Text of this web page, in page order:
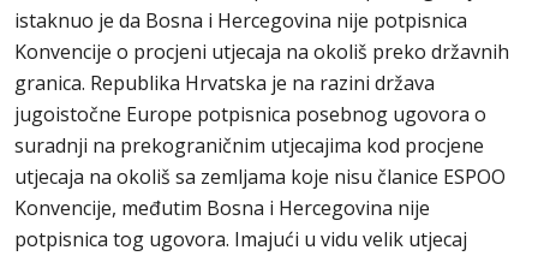
istaknuo je da Bosna i Hercegovina nije potpisnica
Konvencije o procjeni utjecaja na okoliš preko državnih
granica. Republika Hrvatska je na razini država
jugoistočne Europe potpisnica posebnog ugovora o
suradnji na prekograničnim utjecajima kod procjene
utjecaja na okoliš sa zemljama koje nisu članice ESPOO
Konvencije, međutim Bosna i Hercegovina nije
potpisnica tog ugovora. Imajući u vidu velik utjecaj